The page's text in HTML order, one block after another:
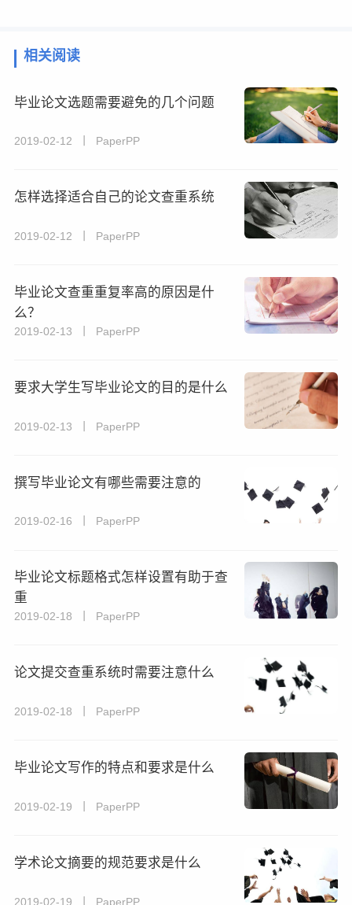
相关阅读
毕业论文选题需要避免的几个问题
2019-02-12 丨 PaperPP
怎样选择适合自己的论文查重系统
2019-02-12 丨 PaperPP
毕业论文查重重复率高的原因是什
么？
2019-02-13 丨 PaperPP
要求大学生写毕业论文的目的是什么
2019-02-13 丨 PaperPP
撰写毕业论文有哪些需要注意的
2019-02-16 丨 PaperPP
毕业论文标题格式怎样设置有助于查
重
2019-02-18 丨 PaperPP
论文提交查重系统时需要注意什么
2019-02-18 丨 PaperPP
毕业论文写作的特点和要求是什么
2019-02-19 丨 PaperPP
学术论文摘要的规范要求是什么
2019-02-19 丨 PaperPP